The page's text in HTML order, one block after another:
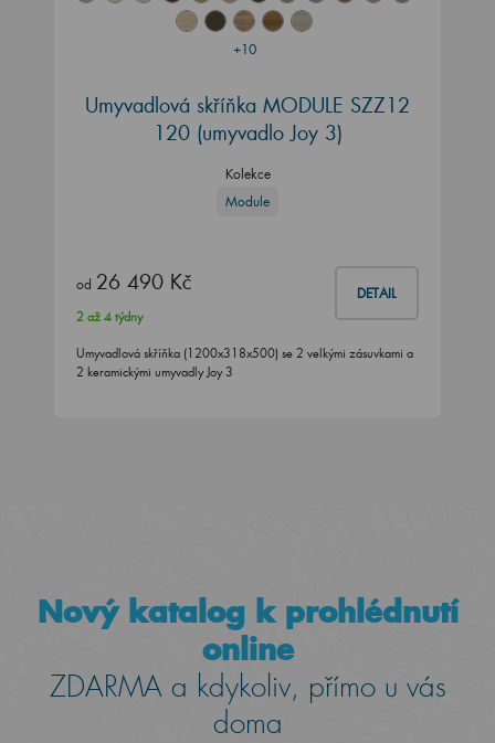
+10
Umyvadlová skříňka MODULE SZZ12
120 (umyvadlo Joy 3)
Kolekce
Module
od 26 490 Kč DETAIL
2 až 4 týdny
Umyvadlová skříňka (1200x318x500) se 2 velkými zásuvkami a
2 keramickými umyvadly Joy 3
Nový katalog k prohlédnutí
online
ZDARMA a kdykoliv, přímo u vás
doma